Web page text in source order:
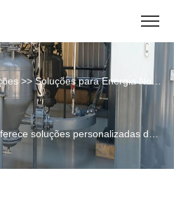
>>Soluções para Energia Nova
A Shandong Haide Powder oferece soluções personalizadas de transporte pneumático para indústrias química, borracha, plásticos, novas energias, novos materiais, meio ambiente, alimentos e medicamentos, com base em centro experimental e vantagens técnicas, adequando-se às características de materiais e condições operacionais.